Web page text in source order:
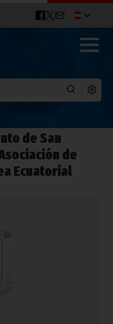
de San
de
Ecuatorial